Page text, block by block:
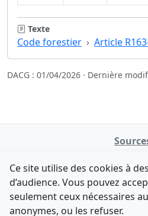
Texte
Code forestier Article
DACG : 01/04/2026 · Dernière
Legifrance -
Contact
Comment avez-vous découvert
Une courte réponse suffit (500
Ce site utilise des cookies à
d’audience. Vous pouvez
seulement ceux nécessaires
anonymes, ou les refuser.